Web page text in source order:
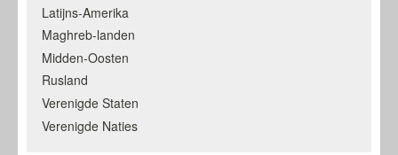
Latijns-Amerika
Maghreb-landen
Midden-Oosten
Rusland
Verenigde Staten
Verenigde Naties